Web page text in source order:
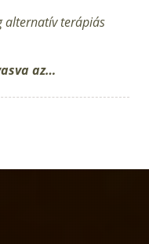
alternatív terápiás
az…